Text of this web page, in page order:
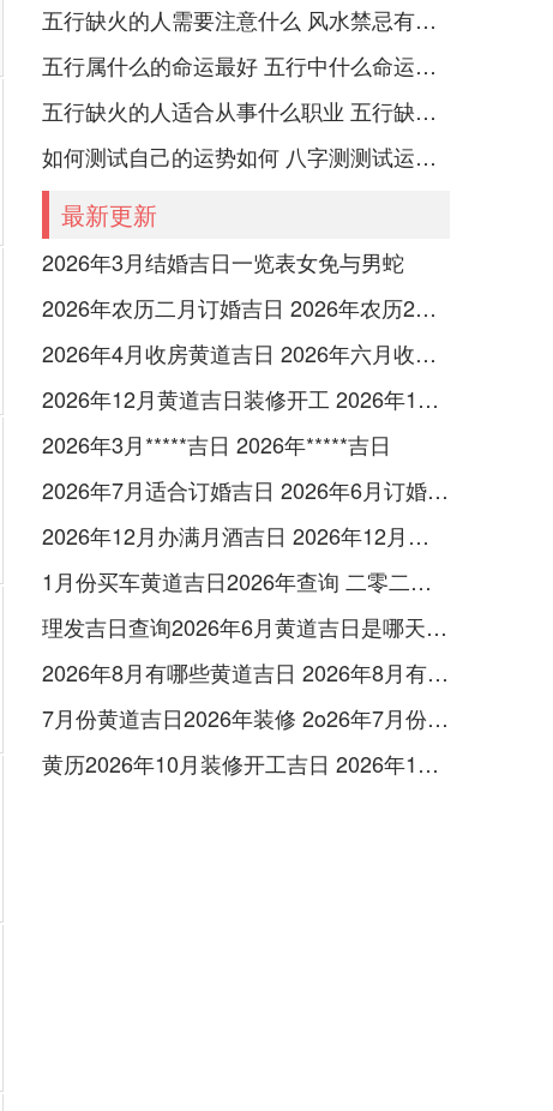
五行缺火的人需要注意什么 风水禁忌有哪些
五行属什么的命运最好 五行中什么命运势旺盛
五行缺火的人适合从事什么职业 五行缺火的人适合从事的职业有哪些
如何测试自己的运势如何 八字测测试运运程
最新更新
2026年3月结婚吉日一览表女免与男蛇
2026年农历二月订婚吉日 2026年农历2月订婚黄道吉日一览表
2026年4月收房黄道吉日 2026年六月收房日
2026年12月黄道吉日装修开工 2026年12月宜装修开工的日子
2026年3月*****吉日 2026年*****吉日
2026年7月适合订婚吉日 2026年6月订婚吉日
2026年12月办满月酒吉日 2026年12月满月酒
1月份买车黄道吉日2026年查询 二零二六年1月买车吉日查询
理发吉日查询2026年6月黄道吉日是哪天 理发吉日查询2026年9月
2026年8月有哪些黄道吉日 2026年8月有几个星期
7月份黄道吉日2026年装修 2o26年7月份装修黄道吉日
黄历2026年10月装修开工吉日 2026年10月黄道吉日装修开工